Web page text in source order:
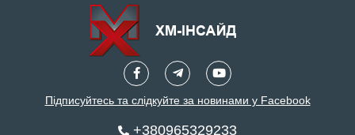
Підписуйтесь та слідкуйте за новинами у Facebook
+380965329233